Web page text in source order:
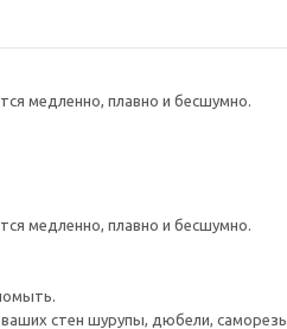
медленно, плавно и бесшумно.
медленно, плавно и бесшумно.
стен шурупы, дюбели, саморезы